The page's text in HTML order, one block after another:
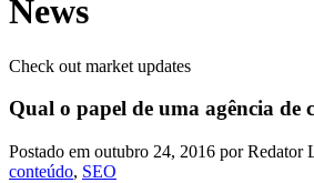
News
Check out market updates
Qual o papel de uma agência de
Postado em outubro 24, 2016 por Redator
conteúdo, SEO